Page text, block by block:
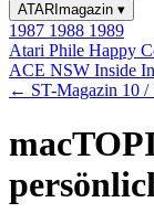
ATARImagazin ▾
1987 1988 1989
Atari Phile Happy
ACE NSW Inside
← ST-Magazin 10 /